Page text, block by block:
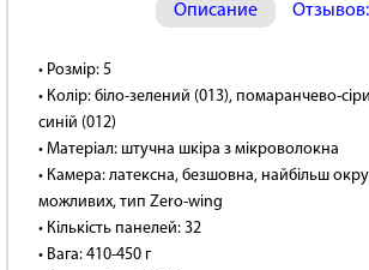
Описание
• Розмір: 5
• Колір: біло-зелений (013), помаранчево-
синій (012)
• Матеріал: штучна шкіра з мікроволокна
• Камера: латексна, безшовна, найбільш
можливих, тип Zero-wing
• Кількість панелей: 32
• Вага: 410-450 г